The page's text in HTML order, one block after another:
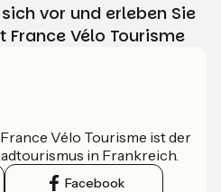
sich vor und erleben Sie
France Vélo Tourisme
Vélo Tourisme ist der
in Frankreich.
Facebook